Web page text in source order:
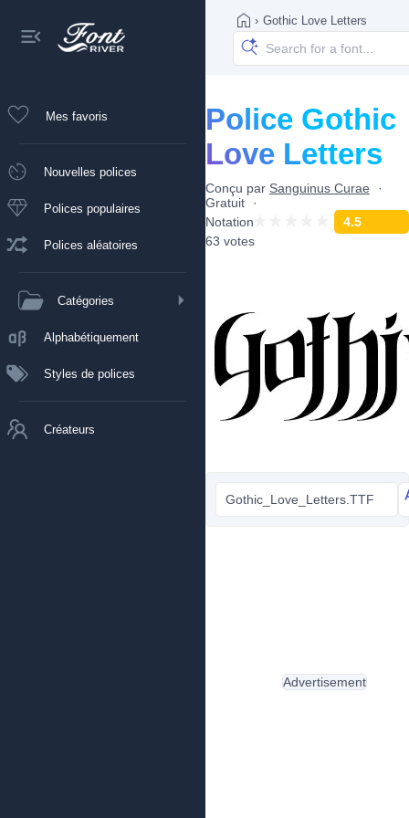
Mes favoris
Nouvelles polices
Polices populaires
Polices aléatoires
Catégories
Alphabétiquement
Styles de polices
Créateurs
› Gothic Love Letters
Police Gothic
Love Letters
Conçu par Sanguinus Curae
Gratuit
Notation
4.5
63 votes
Gothic_Love_Letters.TTF
Advertisement